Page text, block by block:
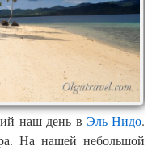
наш день в Эль-Нидо.
На нашей небольшой